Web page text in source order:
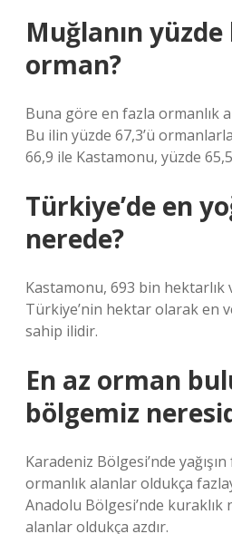
Muğlanın yüzde
orman?
Buna göre en fazla ormanlık
Bu ilin yüzde 67,3’ü
66,9 ile Kastamonu, yüzde
Türkiye’de en
nerede?
Kastamonu, 693 bin hektarlık
Türkiye’nin hektar olarak en
sahip ilidir.
En az orman
bölgemiz
Karadeniz Bölgesi’nde
ormanlık alanlar oldukça
Anadolu Bölgesi’nde kuraklık
alanlar oldukça azdır.